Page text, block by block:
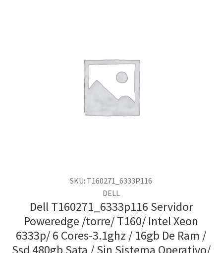
SKU: T160271_6333P116
DELL
Dell T160271_6333p116 Servidor
Poweredge /torre/ T160/ Intel Xeon
6333p/ 6 Cores-3.1ghz / 16gb De Ram /
Ssd 480gb Sata / Sin Sistema Operativo/